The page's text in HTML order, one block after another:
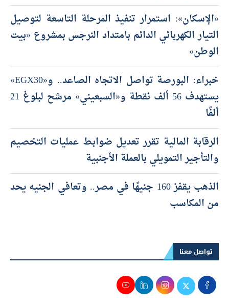
«الإسكان»: استمرار تنفيذ المرحلة التاسعة لتوصيل
التيار الكهربائي الدائم بامتداد النرجس بمشروع «بيت
الوطن»
خبراء: البورصة تواصل الاتجاه الصاعد.. و«EGX30»
يستهدف 56 ألف نقطة و«السبعيني» مرشح لبلوغ 21
ألفًا
الرقابة المالية تقرر تعديل ضوابط عمليات التخصيم
والتأجير التمويلي بالعملة الأجنبية
الذهب يقفز 160 جنيهًا في مصر.. وتعافي الجنيه يحد
من المكاسب
تواصل معنا